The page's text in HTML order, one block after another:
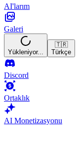
AI'larım
Galeri
Yükleniyor...
🇹🇷
Türkçe
Discord
Ortaklık
AI Monetizasyonu